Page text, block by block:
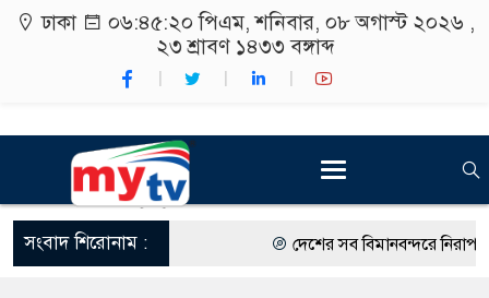
ঢাকা ০৬:৪৫:২১ পিএম, শনিবার, ০৮ অগাস্ট ২০২৬ ,
২৩ শ্রাবণ ১৪৩৩ বঙ্গাব্দ
সংবাদ শিরোনাম : দেশের সব বিমানবন্দরে নিরাপত্তা